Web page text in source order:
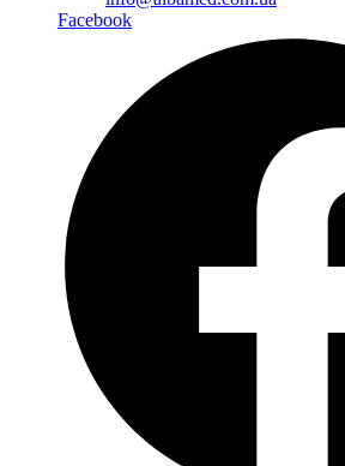
Facebook